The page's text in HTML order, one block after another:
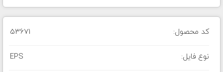
کد محصول: 53671
نوع فایل: EPS